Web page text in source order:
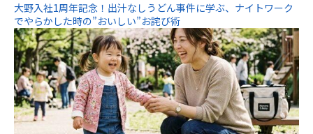
大野入社1周年記念！出汁なしうどん事件に学ぶ、ナイトワーク
でやらかした時の”おいしい”お詫び術